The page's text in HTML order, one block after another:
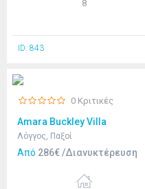
8
ID: 843
0 Κριτικές
Amara Buckley Villa
Λόγγος, Παξοί
Από 286€ /Διανυκτέρευση